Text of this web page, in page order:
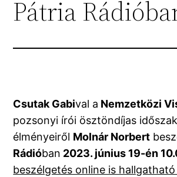
Pátria
Csutak Gabival a Nemzetközi
pozsonyi írói ösztöndíjas
élményeiről Molnár Norbert
Rádióban 2023. június 19-én
beszélgetés online is hallgatható